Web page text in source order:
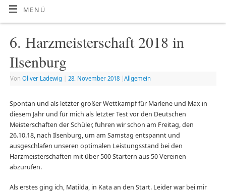
MENÜ
6. Harzmeisterschaft 2018 in
Ilsenburg
Von Oliver Ladewig 28. November 2018 Allgemein
Spontan und als letzter großer Wettkampf für Marlene und Max in
diesem Jahr und für mich als letzter Test vor den Deutschen
Meisterschaften der Schüler, fuhren wir schon am Freitag, den
26.10.18, nach Ilsenburg, um am Samstag entspannt und
ausgeschlafen unseren optimalen Leistungsstand bei den
Harzmeisterschaften mit über 500 Startern aus 50 Vereinen
abzurufen.
Als erstes ging ich, Matilda, in Kata an den Start. Leider war bei mir